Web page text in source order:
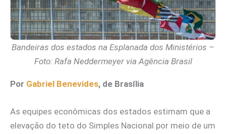
Bandeiras dos estados na Esplanada dos Ministérios –
Foto: Rafa Neddermeyer via Agência Brasil
Por Gabriel Benevides, de Brasília
As equipes econômicas dos estados estimam que a
elevação do teto do Simples Nacional por meio de um